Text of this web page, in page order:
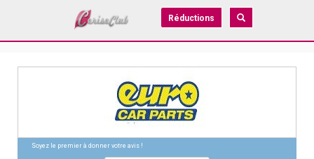
Réductions
Soyez le premier à donner votre avis !